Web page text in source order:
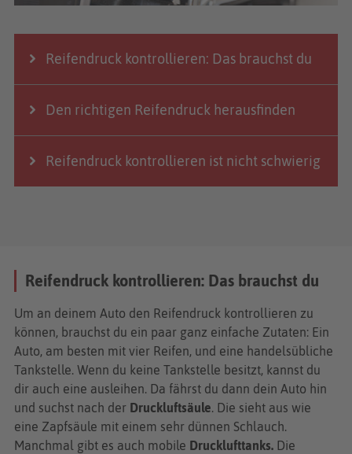
Reifendruck kontrollieren: Das brauchst du
Den richtigen Reifendruck herausfinden
Reifendruck kontrollieren ist nicht schwierig
Reifendruck kontrollieren: Das brauchst du
Um an deinem Auto den Reifendruck kontrollieren zu
können, brauchst du ein paar ganz einfache Zutaten: Ein
Auto, am besten mit vier Reifen, und eine handelsübliche
Tankstelle. Wenn du keine Tankstelle besitzt, kannst du
dir auch eine ausleihen. Da fährst du dann dein Auto hin
und suchst nach der Druckluftsäule. Die sieht aus wie
eine Zapfsäule mit einem sehr dünnen Schlauch.
Manchmal gibt es auch mobile Drucklufttanks. Die